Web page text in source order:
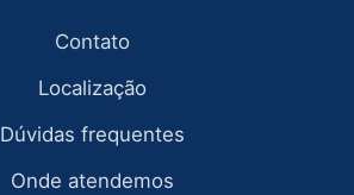
Contato
Localização
Dúvidas frequentes
Onde atendemos